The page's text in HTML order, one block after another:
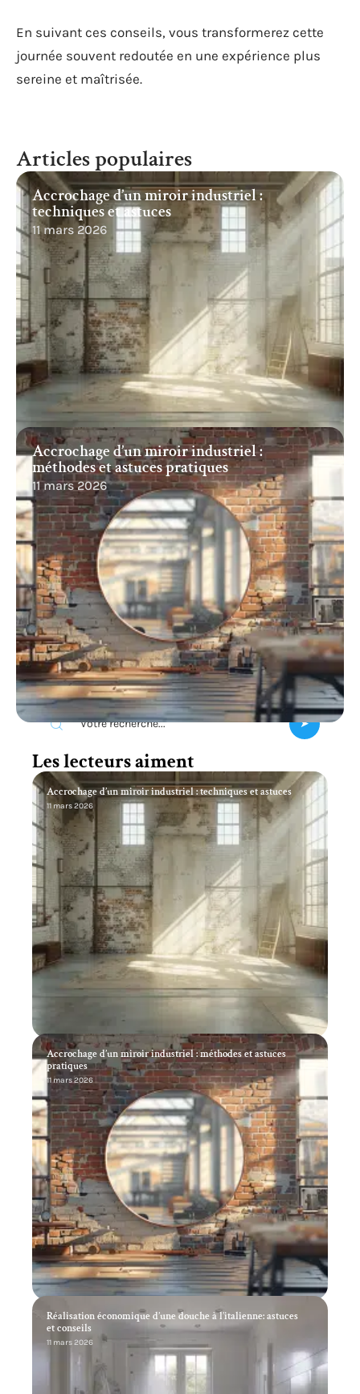
En suivant ces conseils, vous transformerez cette
journée souvent redoutée en une expérience plus
sereine et maîtrisée.
Articles populaires
Accrochage d’un miroir industriel :
techniques et astuces
11 mars 2026
Accrochage d’un miroir industriel :
méthodes et astuces pratiques
11 mars 2026
Recherche
Les lecteurs aiment
Accrochage d’un miroir industriel : techniques et astuces
11 mars 2026
Accrochage d’un miroir industriel : méthodes et astuces
pratiques
11 mars 2026
Réalisation économique d’une douche à l’italienne: astuces
et conseils
11 mars 2026